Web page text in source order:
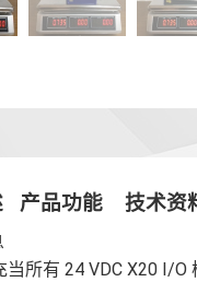
产品功能 技术资
当所有 24 VDC X20 I/O